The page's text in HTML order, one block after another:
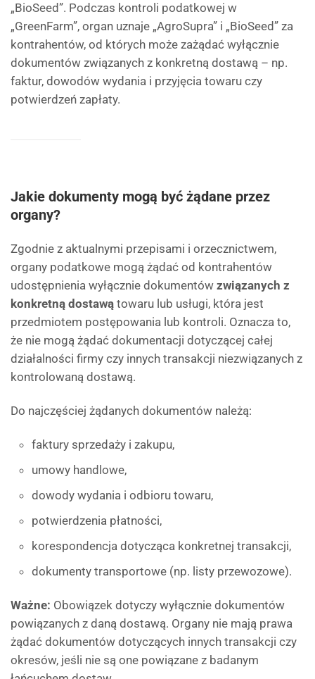
„BioSeed”. Podczas kontroli podatkowej w
„GreenFarm”, organ uznaje „AgroSupra” i „BioSeed” za
kontrahentów, od których może zażądać wyłącznie
dokumentów związanych z konkretną dostawą – np.
faktur, dowodów wydania i przyjęcia towaru czy
potwierdzeń zapłaty.
Jakie dokumenty mogą być żądane przez
organy?
Zgodnie z aktualnymi przepisami i orzecznictwem,
organy podatkowe mogą żądać od kontrahentów
udostępnienia wyłącznie dokumentów związanych z
konkretną dostawą towaru lub usługi, która jest
przedmiotem postępowania lub kontroli. Oznacza to,
że nie mogą żądać dokumentacji dotyczącej całej
działalności firmy czy innych transakcji niezwiązanych z
kontrolowaną dostawą.
Do najczęściej żądanych dokumentów należą:
faktury sprzedaży i zakupu,
umowy handlowe,
dowody wydania i odbioru towaru,
potwierdzenia płatności,
korespondencja dotycząca konkretnej transakcji,
dokumenty transportowe (np. listy przewozowe).
Ważne: Obowiązek dotyczy wyłącznie dokumentów
powiązanych z daną dostawą. Organy nie mają prawa
żądać dokumentów dotyczących innych transakcji czy
okresów, jeśli nie są one powiązane z badanym